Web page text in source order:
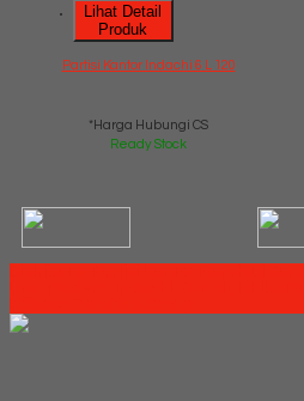
Lihat Detail
Produk
Partisi Kantor Indachi 6 L 120
*Harga Hubungi CS
Ready Stock